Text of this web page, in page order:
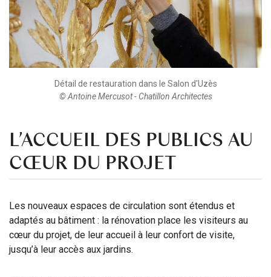
Détail de restauration dans le Salon d'Uzès
© Antoine Mercusot - Chatillon Architectes
L’ACCUEIL DES PUBLICS AU
CŒUR DU PROJET
Les nouveaux espaces de circulation sont étendus et
adaptés au bâtiment : la rénovation place les visiteurs au
cœur du projet, de leur accueil à leur confort de visite,
jusqu’à leur accès aux jardins.